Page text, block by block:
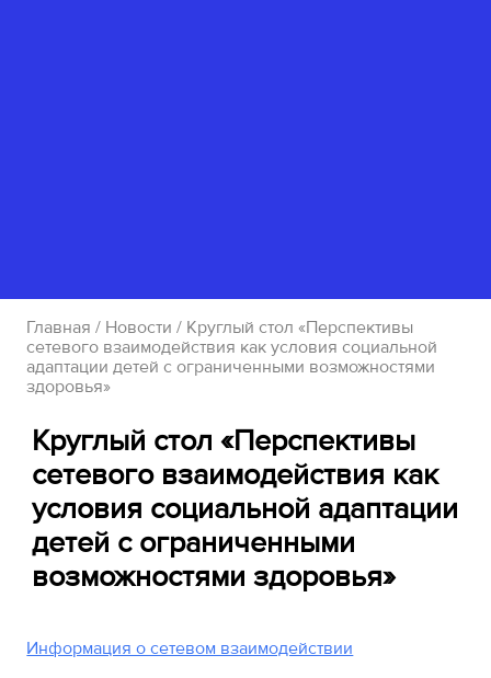
Главная / Новости / Круглый стол «Перспективы
сетевого взаимодействия как условия социальной
адаптации детей с ограниченными возможностями
здоровья»
Круглый стол «Перспективы
сетевого взаимодействия как
условия социальной адаптации
детей с ограниченными
возможностями здоровья»
Информация о сетевом взаимодействии